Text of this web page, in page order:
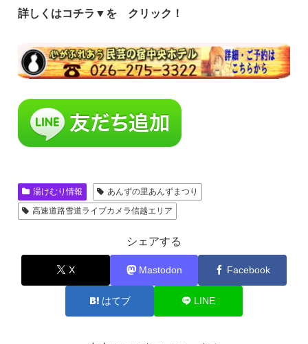
詳しくはコチラ▼を クリック！
湯けむり情報
あんずの里あんずまつり
高速道路雪道ライブカメラ信越エリア
シェアする
X Mastodon Facebook
はてブ LINE